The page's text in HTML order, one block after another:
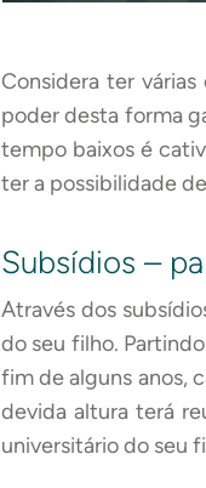
Considera ter
poder desta forma
tempo baixos é
ter a possibilidade
Subsídios –
Através dos
do seu filho.
fim de alguns anos,
devida altura terá
universitário do seu